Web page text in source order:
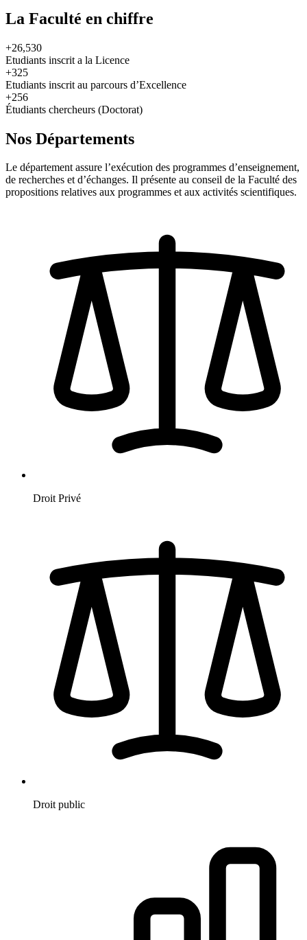
La Faculté en chiffre
+26,530
Etudiants inscrit a la Licence
+325
Etudiants inscrit au parcours d’Excellence
+256
Étudiants chercheurs (Doctorat)
Nos Départements
Le département assure l’exécution des programmes d’enseignement,
de recherches et d’échanges. Il présente au conseil de la Faculté des
propositions relatives aux programmes et aux activités scientifiques.
Droit Privé
Droit public